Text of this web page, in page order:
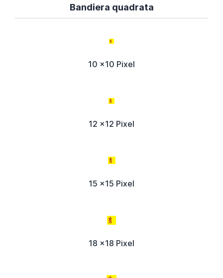
Bandiera quadrata
10 x10 Pixel
12 x12 Pixel
15 x15 Pixel
18 x18 Pixel